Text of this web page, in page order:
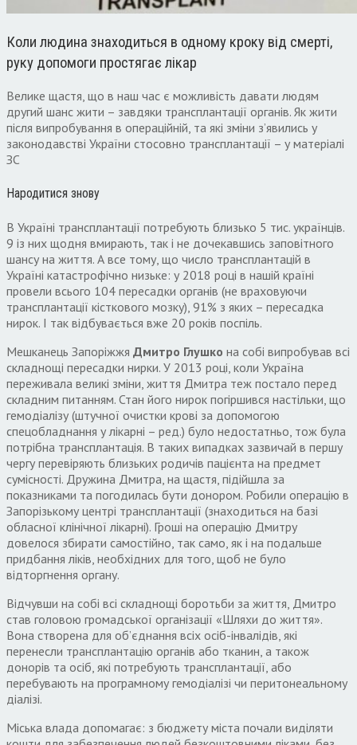
Коли людина знаходиться в одному кроку від смерті,
руку допомоги простягає лікар
Велике щастя, що в наш час є можливість давати людям
другий шанс жити – завдяки трансплантації органів. Як жити
після випробування в операційній, та які зміни з’явились у
законодавстві України стосовно трансплантації – у матеріалі
ЗС
Народитися знову
В Україні трансплантації потребують близько 5 тис. українців.
9 із них щодня вмирають, так і не дочекавшись заповітного
шансу на життя. А все тому, що число трансплантацій в
Україні катастрофічно низьке: у 2018 році в нашій країні
провели всього 104 пересадки органів (не враховуючи
трансплантації кісткового мозку), 91% з яких – пересадка
нирок. І так відбувається вже 20 років поспіль.
Мешканець Запоріжжя Дмитро Глушко на собі випробував всі
складнощі пересадки нирки. У 2013 році, коли Україна
переживала великі зміни, життя Дмитра теж постало перед
складним питанням. Стан його нирок погіршився настільки, що
гемодіалізу (штучної очистки крові за допомогою
спецобладнання у лікарні – ред.) було недостатньо, тож була
потрібна трансплантація. В таких випадках зазвичай в першу
чергу перевіряють близьких родичів пацієнта на предмет
сумісності. Дружина Дмитра, на щастя, підійшла за
показниками та погодилась бути донором. Робили операцію в
Запорізькому центрі трансплантації (знаходиться на базі
обласної клінічної лікарні). Гроші на операцію Дмитру
довелося збирати самостійно, так само, як і на подальше
придбання ліків, необхідних для того, щоб не було
відторгнення органу.
Відчувши на собі всі складнощі боротьби за життя, Дмитро
став головою громадської організації «Шляхи до життя».
Вона створена для об’єднання всіх осіб-інвалідів, які
перенесли трансплантацію органів або тканин, а також
донорів та осіб, які потребують трансплантації, або
перебувають на програмному гемодіалізі чи перитонеальному
діалізі.
Міська влада допомагає: з бюджету міста почали виділяти